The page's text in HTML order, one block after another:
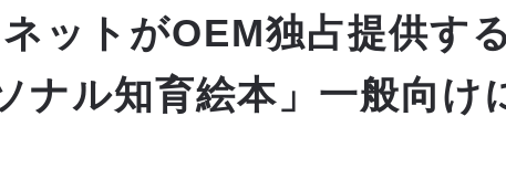
ットがOEM独占提供す
ナル知育絵本」一般向け